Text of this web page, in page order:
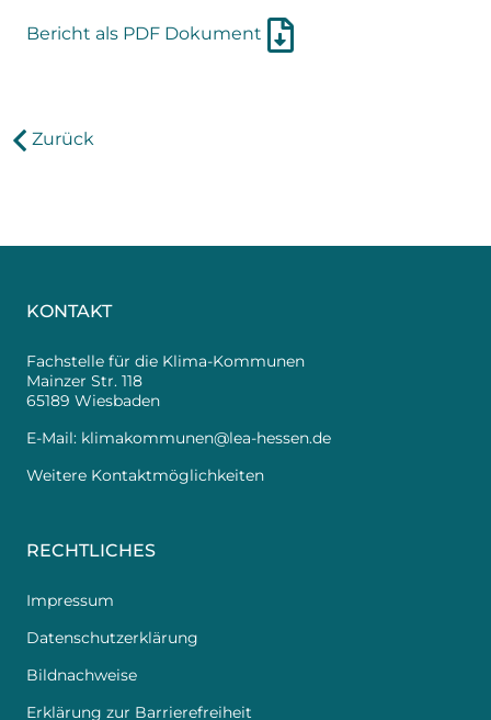
Bericht als PDF Dokument
Zurück
KONTAKT
Fachstelle für die Klima-Kommunen
Mainzer Str. 118
65189 Wiesbaden
E-Mail: klimakommunen@lea-hessen.de
Weitere Kontaktmöglichkeiten
RECHTLICHES
Impressum
Datenschutzerklärung
Bildnachweise
Erklärung zur Barrierefreiheit